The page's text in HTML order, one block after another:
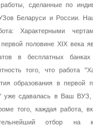
сделанные по
Беларуси и России.
Характерными
половине XIX века
в бесплатных банках
того, что работа
образования в первой
уже сдавалась в Ваш ВУЗ,
того, каждая работа,
отбор на